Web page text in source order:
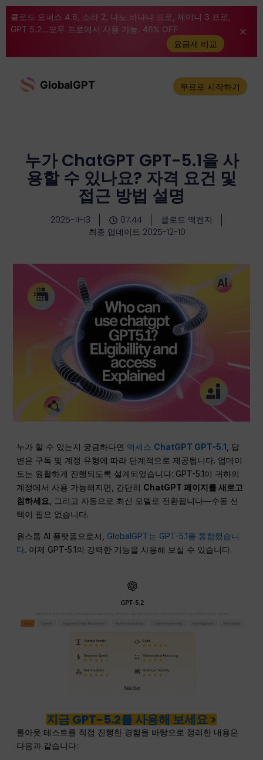
클로드 오퍼스 4.6, 소라 2, 나노 바나나 프로, 제미니 3 프로,
GPT 5.2...모두 프로에서 사용 가능. 46% OFF
요금제 비교
GlobalGPT 무료로 시작하기
누가 ChatGPT GPT-5.1을 사
용할 수 있나요? 자격 요건 및
접근 방법 설명
2025-11-13 07:44
클로드 맥켄지
최종 업데이트 2025-12-10
누가 할 수 있는지 궁금하다면 액세스 ChatGPT GPT-5.1 , 답
변은 구독 및 계정 유형에 따라 단계적으로 제공됩니다. 업데이
트는 원활하게 진행되도록 설계되었습니다: GPT-5.1이 귀하의
계정에서 사용 가능해지면, 간단히 ChatGPT 페이지를 새로고
침하세요
, 그리고 자동으로 최신 모델로 전환됩니다—수동 선
택이 필요 없습니다.
원스톱 AI 플랫폼으로서, GlobalGPT는 GPT-5.1을 통합했습니
다. 이제 GPT-5.1의 강력한 기능을 사용해 보실 수 있습니다.
지금 GPT-5.2를 사용해 보세요 >
롤아웃 테스트를 직접 진행한 경험을 바탕으로 정리한 내용은
다음과 같습니다: